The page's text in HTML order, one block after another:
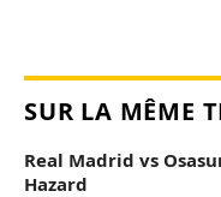
SUR LA MÊME
Real Madrid vs
Hazard